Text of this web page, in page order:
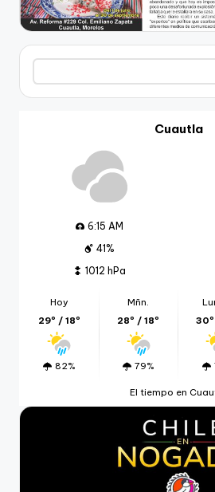
Buscar
Cuautla
6:15 AM
41%
1012 hPa
Hoy
29º / 18º
82%
Mñn.
28º / 18º
79%
30º
El tiempo en